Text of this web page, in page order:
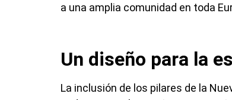
a una amplia comunidad en toda
Un diseño para la
La inclusión de los pilares de la